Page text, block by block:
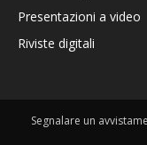
Presentazioni a video
Riviste digitali
Segnalare un